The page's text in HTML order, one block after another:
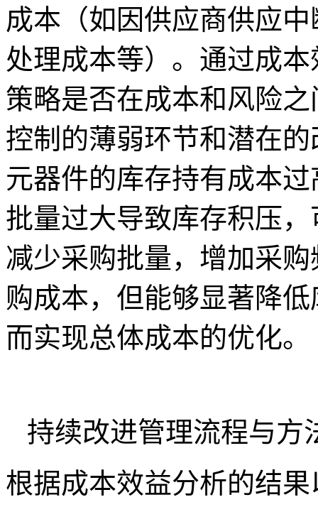
成本（如因供应商供应
处理成本等）。通过成
策略是否在成本和风险
控制的薄弱环节和潜在
元器件的库存持有成本
批量过大导致库存积压
减少采购批量，增加采
购成本，但能够显著降
而实现总体成本的优化。
持续改进管理流程与方
根据成本效益分析的结